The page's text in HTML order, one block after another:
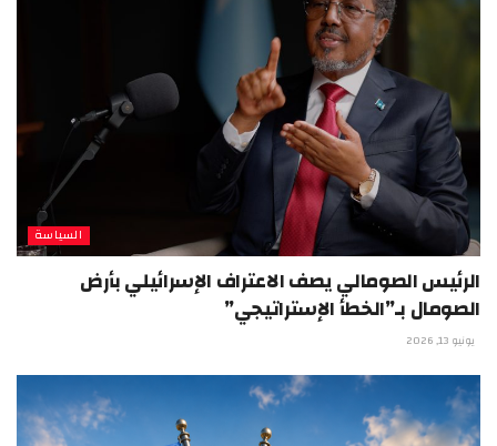
السياسة
الرئيس الصومالي يصف الاعتراف الإسرائيلي بأرض
الصومال بـ”الخطأ الإستراتيجي”
يونيو 13, 2026